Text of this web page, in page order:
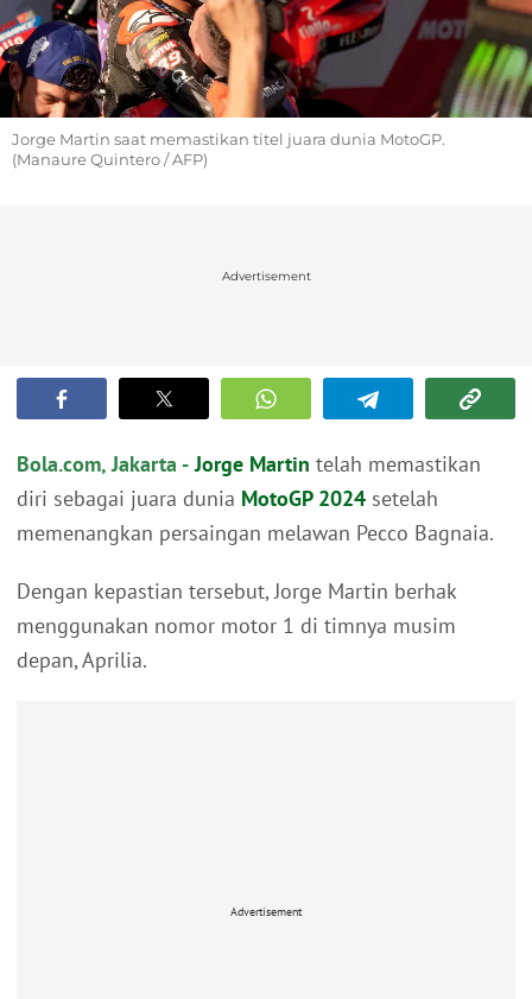
Jorge Martin saat memastikan titel juara dunia MotoGP.
(Manaure Quintero / AFP)
Advertisement
Bola.com, Jakarta - Jorge Martin telah memastikan
diri sebagai juara dunia MotoGP 2024 setelah
memenangkan persaingan melawan Pecco Bagnaia.
Dengan kepastian tersebut, Jorge Martin berhak
menggunakan nomor motor 1 di timnya musim
depan, Aprilia.
Advertisement